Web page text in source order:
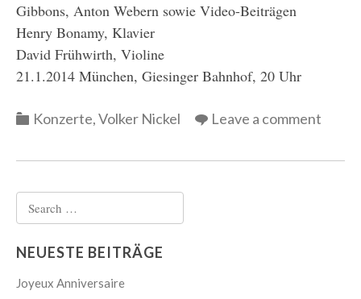
Gibbons, Anton Webern sowie Video-Beiträgen
Henry Bonamy, Klavier
David Frühwirth, Violine
21.1.2014 München, Giesinger Bahnhof, 20 Uhr
Categories
Konzerte,Volker Nickel Leave a comment
NEUESTE BEITRÄGE
Joyeux Anniversaire